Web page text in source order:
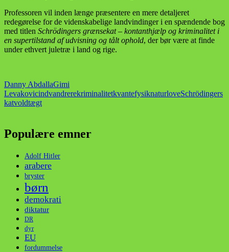
Professoren vil inden længe præsentere en mere detaljeret
redegørelse for de videnskabelige landvindinger i en spændende bog
med titlen Schrödingers grænsekat – kontanthjælp og kriminalitet i
en supertilstand af udvisning og tålt ophold, der bør være at finde
under ethvert juletræ i land og rige.
Danny AbdallaGimi
LevakovicindvandrerekriminalitetkvantefysiknaturloveSchrödingers
katvoldtægt
Populære emner
Adolf Hitler
arabere
bryster
børn
demokrati
diktatur
DR
dyr
EU
fordummelse